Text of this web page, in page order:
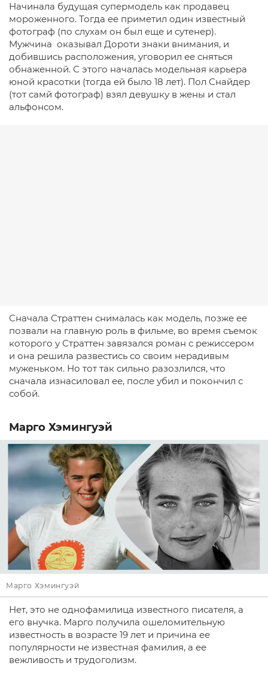
Начинала будущая супермодель как продавец
мороженного. Тогда ее приметил один известный
фотограф (по слухам он был еще и сутенер).
Мужчина оказывал Дороти знаки внимания, и
добившись расположения, уговорил ее сняться
обнаженной. С этого началась модельная карьера
юной красотки (тогда ей было 18 лет). Пол Снайдер
(тот самй фотограф) взял девушку в жены и стал
альфонсом.
Сначала Страттен снималась как модель, позже ее
позвали на главную роль в фильме, во время съемок
которого у Страттен завязался роман с режиссером
и она решила развестись со своим нерадивым
муженьком. Но тот так сильно разозлился, что
сначала изнасиловал ее, после убил и покончил с
собой.
Марго Хэмингуэй
Марго Хэмингуэй
Нет, это не однофамилица известного писателя, а
его внучка. Марго получила ошеломительную
известность в возрасте 19 лет и причина ее
популярности не известная фамилия, а ее
вежливость и трудоголизм.